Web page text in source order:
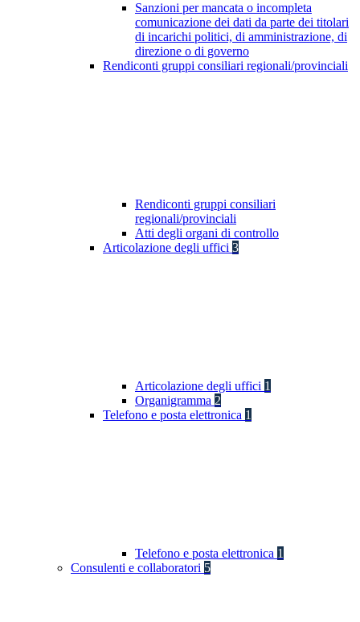
Sanzioni per mancata o incompleta
comunicazione dei dati da parte dei titolari
di incarichi politici, di amministrazione, di
direzione o di governo
Rendiconti gruppi consiliari regionali/provinciali
Rendiconti gruppi consiliari
regionali/provinciali
Atti degli organi di controllo
Articolazione degli uffici 3
Articolazione degli uffici 1
Organigramma 2
Telefono e posta elettronica 1
Telefono e posta elettronica 1
Consulenti e collaboratori 5